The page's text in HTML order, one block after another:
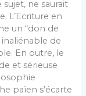
ne sau­rait
L’Ecriture en
un “don de
de
En outre, le
et sérieuse
païen s’écarte